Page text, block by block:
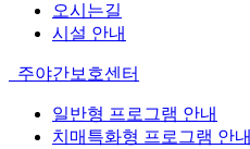
오시는길
시설 안내
주야간보호센터
일반형 프로그램 안내
치매특화형 프로그램 안내